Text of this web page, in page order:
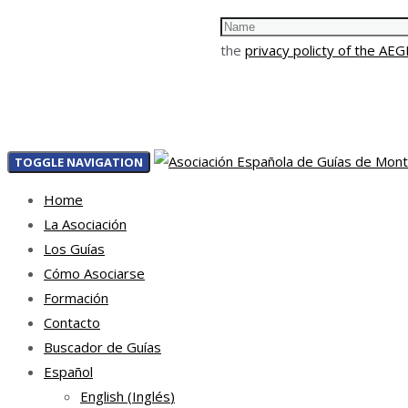
the privacy policty of the
TOGGLE NAVIGATION
Home
La Asociación
Los Guías
Cómo Asociarse
Formación
Contacto
Buscador de Guías
Español
English (Inglés)